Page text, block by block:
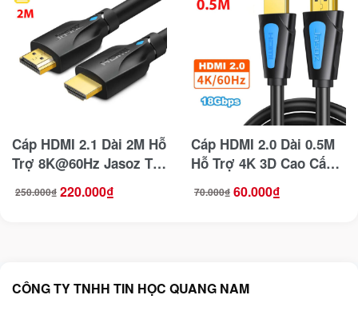
Cáp HDMI 2.1 Dài 2M Hỗ
Trợ 8K@60Hz Jasoz T-
250.000₫
Giá
gốc 220.000₫
Giá
hiện
Cáp HDMI 2.0 Dài 0.5M
Hỗ Trợ 4K 3D Cao Cấp
Jasoz T-A251
70.000₫
Giá
gốc 60.000₫
Giá
hiện
CÔNG TY TNHH TIN HỌC QUANG NAM